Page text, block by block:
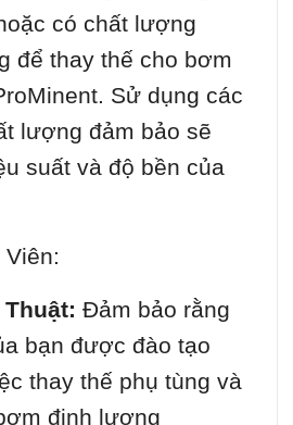
có chất lượng
để thay thế cho bơm
Sử dụng các
lượng đảm bảo sẽ
suất và độ bền của
Đảm bảo rằng
bạn được đào tạo
thay thế phụ tùng và
định lượng